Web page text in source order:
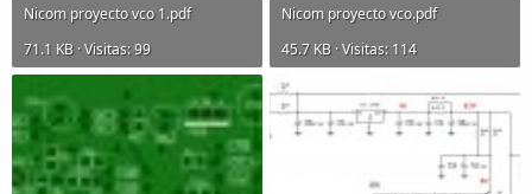
Nicom proyecto vco 1.pdf
71.1 KB · Visitas: 99
Nicom proyecto vco.pdf
45.7 KB · Visitas: 114